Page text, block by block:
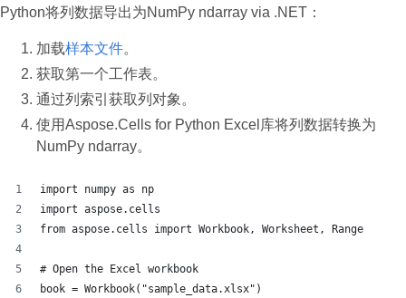
Python将列数据导出为NumPy ndarray via .NET：
加载样本文件。
获取第一个工作表。
通过列索引获取列对象。
使用Aspose.Cells for Python Excel库将列数据转换为
NumPy ndarray。
import numpy as np
import aspose.cells
from aspose.cells import Workbook, Worksheet, Range
# Open the Excel workbook
book = Workbook("sample_data.xlsx")